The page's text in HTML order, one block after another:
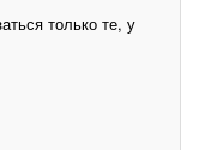
только те, у